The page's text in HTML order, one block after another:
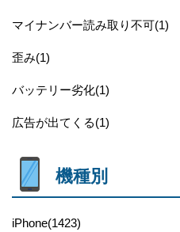
マイナンバー読み取り不可(1)
歪み(1)
バッテリー劣化(1)
広告が出てくる(1)
機種別
iPhone(1423)